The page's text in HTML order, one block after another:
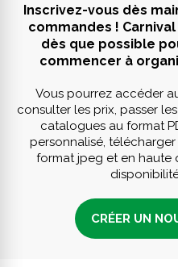
Inscrivez-vous dès
commandes !
dès que possible
commencer à
Vous pourrez accéder
consulter les prix, passer
catalogues au format
personnalisé,
format jpeg et en haute
CRÉER UN